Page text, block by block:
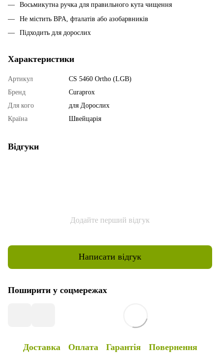
Восьмикутна ручка для правильного кута чищення
Не містить BPA, фталатів або азобарвників
Підходить для дорослих
Характеристики
Артикул
CS 5460 Ortho (LGB)
Бренд
Curaprox
Для кого
для Дорослих
Країна
Швейцарія
Відгуки
Додайте перший відгук
Написати відгук
Поширити у соцмережах
Доставка Оплата Гарантія Повернення